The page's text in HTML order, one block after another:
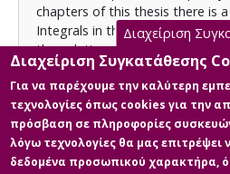
chapters of this thesis there is
Integrals in the study of Filed
the solution of Path Integrals
Licence
Items in Apothesis are
rights reserved, unless
Διαχείριση
Διαχείριση Συγκατάθεσης
Για να παρέχουμε την καλύτερη
τεχνολογίες όπως cookies για την
πρόσβαση σε πληροφορίες
λόγω τεχνολογίες θα μας επιτρέψει
δεδομένα προσωπικού χαρακτήρα,